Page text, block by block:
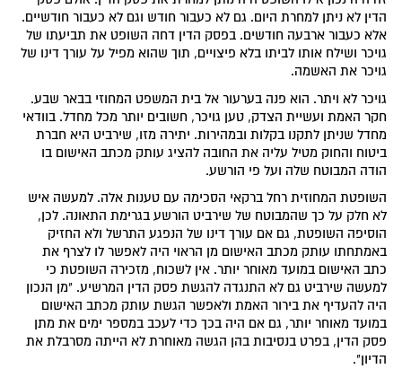
הדין לא ניתן למחרת היום. גם לא כעבור חודש וגם לא כעבור חודשיים.
אלא כעבור ארבעה חודשים. בפסק הדין דחה השופט את תביעתו של
גויכר ושילח אותו לביתו בלא פיצויים, תוך שהוא מפיל על עורך דינו של
גויכר את האשמה.
גויכר לא ויתר. הוא פנה בערעור אל בית המשפט המחוזי בבאר שבע.
חקר האמת ועשיית הצדק, טען גויכר, חשובים יותר מכל מחדל. בוודאי
מחדל שניתן לתקנו בקלות ובמהירות. יתירה מזו, שירביט היא חברת
ביטוח והחוק מטיל עליה את החובה להציג עותק מכתב האישום בו
הודה המבוטח שלה ועל פי הורשע.
השופטת המחוזית רחל ברקאי הסכימה עם טענות אלה. למעשה איש
לא חלק על כך שהמבוטח של שירביט הורשע בגרימת התאונה. לכן,
הוסיפה השופטת, גם אם עורך דינו של הנפגע התרשל ולא החזיק
באמתחתו עותק מכתב האישום מן הראוי היה לאפשר לו לצרף את
כתב האישום במועד מאוחר יותר. אין לשכוח, מזכירה השופטת כי
למעשה שירביט גם לא התנגדה להגשת פסק הדין המרשיע. "מן הנכון
היה להעדיף את בירור האמת ולאפשר הגשת עותק מכתב האישום
במועד מאוחר יותר, גם אם היה בכך כדי לעכב במספר ימים את מתן
פסק הדין, בפרט בנסיבות בהן הגשה מאוחרת לא הייתה מסרבלת את
הדיון".